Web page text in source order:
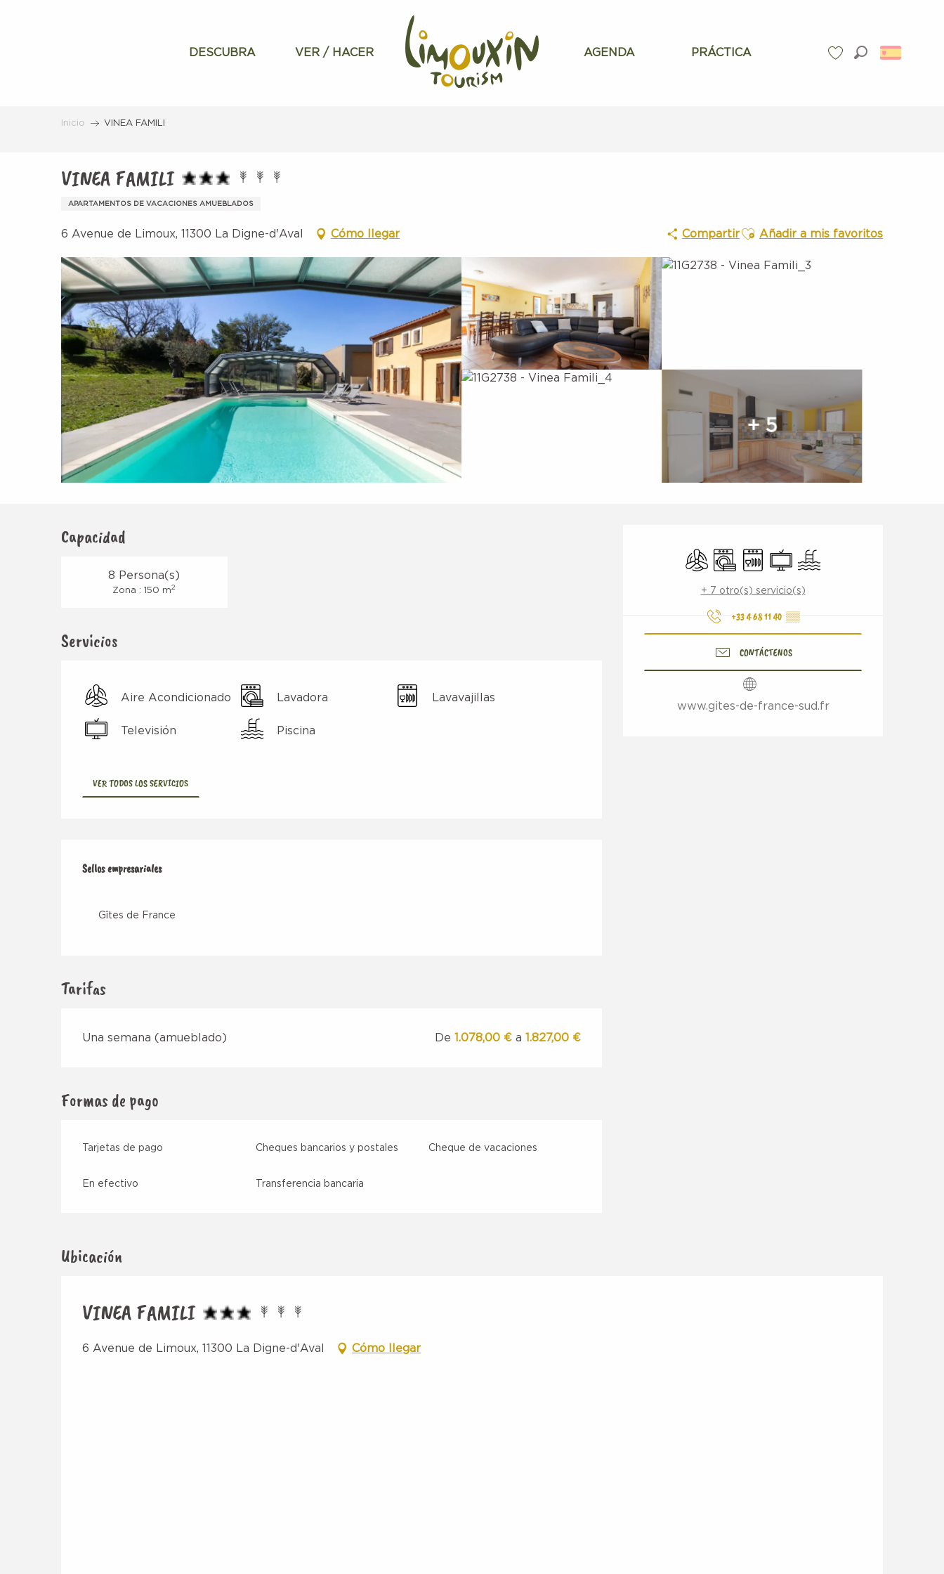
DESCUBRA VER / HACER AGENDA PRÁCTICA
Inicio VINEA FAMILI
VINEA FAMILI
APARTAMENTOS DE VACACIONES AMUEBLADOS
6 Avenue de Limoux, 11300 La Digne-d'Aval Cómo llegar CompartirAjouter aux favoris
Añadir a mis favoritos
+ 5
Horarios y datos de
Aire Acondicionado
LavadoraLavavajillas
Televisión
Piscina
+ 7 otro(s) servicio(s)
+33 4 68 11 40 ▒▒
CONTÁCTENOS
www.gites-de-france-sud.fr
Capacidad
8 Persona(s)
Zona : 150 m2
Servicios
Aire Acondicionado Lavadora Lavavajillas
Televisión Piscina
VER TODOS LOS SERVICIOS
Oferta de prestaciones
Sellos empresariales
Sellos empresariales
Gîtes de France
Tarifas
Una semana (amueblado) De1.078,00 € a1.827,00 €
Formas de pago
Tarjetas de pago Cheques bancarios y postales Cheque de vacaciones
En efectivo Transferencia bancaria
Ubicación
VINEA FAMILI
6 Avenue de Limoux, 11300 La Digne-d'Aval Cómo llegar